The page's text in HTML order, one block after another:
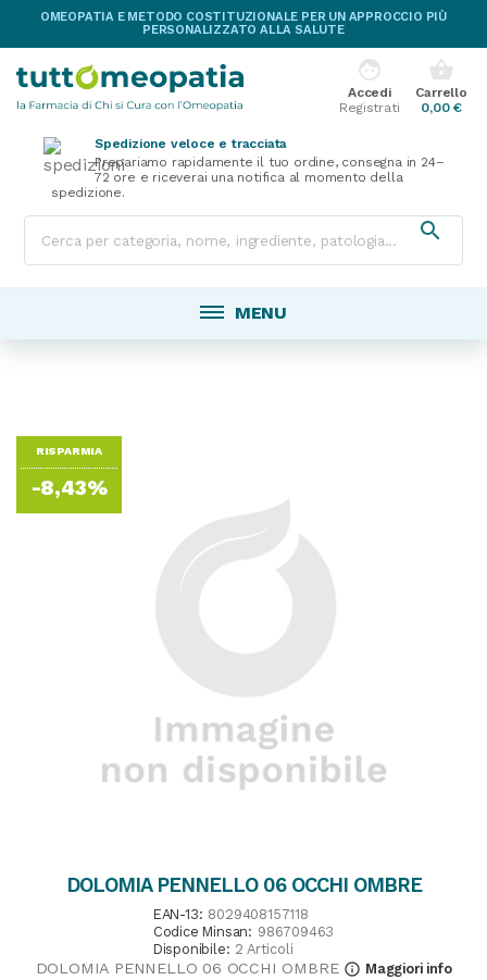
OMEOPATIA E METODO COSTITUZIONALE PER UN APPROCCIO PIÙ
PERSONALIZZATO ALLA SALUTE
shopping_basket
Carrello
0,00 €
face
Accedi
Registrati
Spedizione veloce e tracciata
Prepariamo rapidamente il tuo ordine, consegna in 24–
72 ore e riceverai una notifica al momento della
spedizione.

MENU
RISPARMIA
-8,43%
DOLOMIA PENNELLO 06 OCCHI OMBRE
EAN-13: 8029408157118
Codice Minsan: 986709463
Disponibile: 2 Articoli
DOLOMIA PENNELLO 06 OCCHI OMBRE info_outline Maggiori info